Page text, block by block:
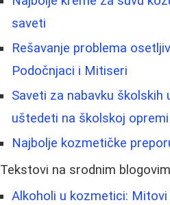
saveti
Rešavanje problema
Podočnjaci i Mitiseri
Saveti za nabavku školskih
uštedeti na školskoj opremi
Najbolje kozmetičke
Tekstovi na srodnim
Alkoholi u kozmetici: Mitovi